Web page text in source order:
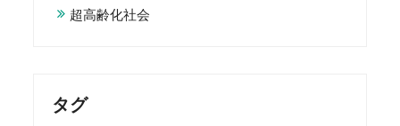
超高齢化社会
タグ